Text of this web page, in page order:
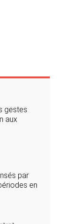
gestes
aux
par
en